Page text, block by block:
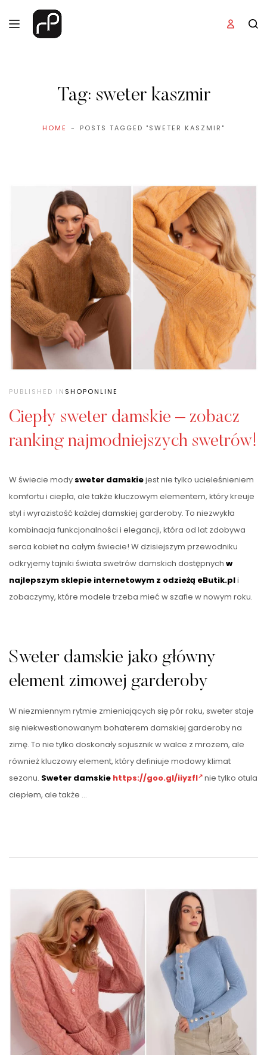
Tag: sweter kaszmir
HOME POSTS TAGGED "SWETER KASZMIR"
PUBLISHED IN SHOPONLINE
Ciepły sweter damskie – zobacz
ranking najmodniejszych swetrów!
W świecie mody sweter damskiejest nie tylko ucieleśnieniem
komfortu i ciepła, ale także kluczowym elementem, który kreuje
styl i wyrazistość każdej damskiej garderoby. To niezwykła
kombinacja funkcjonalności i elegancji, która od lat zdobywa
serca kobiet na całym świecie! W dzisiejszym przewodniku
odkryjemy tajniki świata swetrów damskich dostępnych w
najlepszym sklepie internetowym z odzieżą eButik.pli
zobaczymy, które modele trzeba mieć w szafie w nowym roku.
Sweter damskie jako główny
element zimowej garderoby
W niezmiennym rytmie zmieniających się pór roku, sweter staje
się niekwestionowanym bohaterem damskiej garderoby na
zimę. To nie tylko doskonały sojusznik w walce z mrozem, ale
również kluczowy element, który definiuje modowy klimat
sezonu. Sweter damskie https://goo.gl/iiyzfI nie tylko otula
ciepłem, ale także …